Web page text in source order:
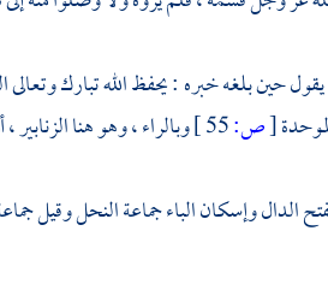
حين بلغه خبره : يحفظ الله تبارك وتعالى
[ص:
وبالراء ، وهو هنا الزنابير
الدال وإسكان الباء جماعة النحل وقيل